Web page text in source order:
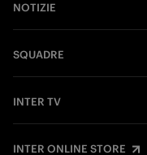
NOTIZIE
SQUADRE
INTER TV
INTER ONLINE STORE